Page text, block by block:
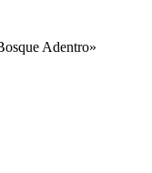
Adentro»